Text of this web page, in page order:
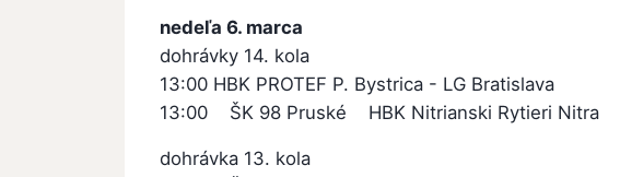
nedeľa 6. marca
dohrávky 14. kola
13:00 HBK PROTEF P. Bystrica - LG Bratislava
13:00 ŠK 98 Pruské HBK Nitrianski Rytieri Nitra
dohrávka 13. kola